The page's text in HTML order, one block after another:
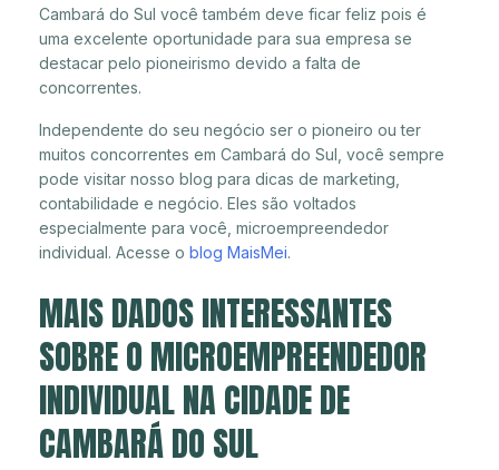
Cambará do Sul você também deve ficar feliz pois é
uma excelente oportunidade para sua empresa se
destacar pelo pioneirismo devido a falta de
concorrentes.
Independente do seu negócio ser o pioneiro ou ter
muitos concorrentes em Cambará do Sul, você sempre
pode visitar nosso blog para dicas de marketing,
contabilidade e negócio. Eles são voltados
especialmente para você, microempreendedor
individual. Acesse o blog MaisMei.
MAIS DADOS INTERESSANTES
SOBRE O MICROEMPREENDEDOR
INDIVIDUAL NA CIDADE DE
CAMBARÁ DO SUL